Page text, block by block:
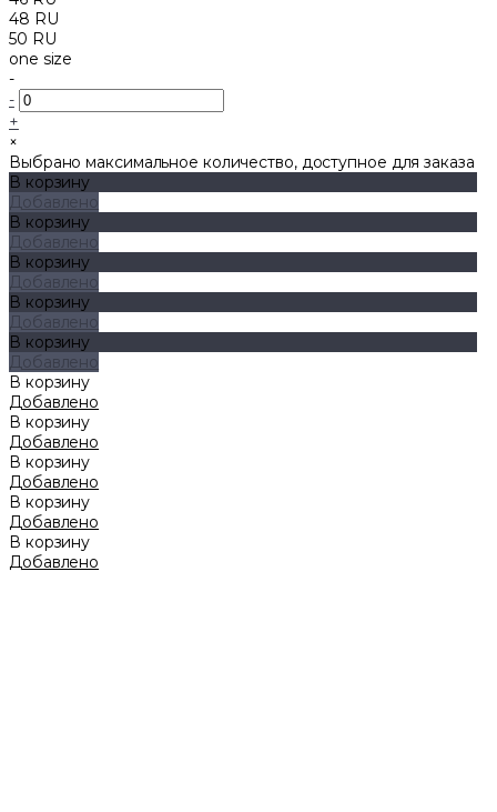
48 RU
50 RU
one size
-
-
+
×
Выбрано максимальное количество, доступное для заказа
В корзину
Добавлено
В корзину
Добавлено
В корзину
Добавлено
В корзину
Добавлено
В корзину
Добавлено
В корзину
Добавлено
В корзину
Добавлено
В корзину
Добавлено
В корзину
Добавлено
В корзину
Добавлено